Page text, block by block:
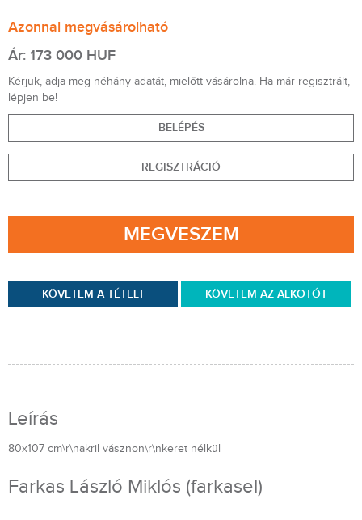
Azonnal megvásárolható
Ár: 173 000 HUF
Kérjük, adja meg néhány adatát, mielőtt vásárolna. Ha már regisztrált,
lépjen be!
BELÉPÉS
REGISZTRÁCIÓ
MEGVESZEM
KÖVETEM A TÉTELT KÖVETEM AZ ALKOTÓT
Leírás
80x107 cm\r\nakril vásznon\r\nkeret nélkül
Farkas László Miklós (farkasel)